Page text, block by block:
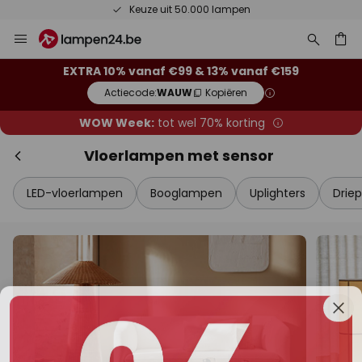
Keuze uit 50.000 lampen
naar
EXTRA 10% vanaf €99 & 13% vanaf €159
Actiecode:WAUW Kopiëren
WOW Week:tot wel 70% korting
Vloerlampen met sensor
LED-vloerlampen Booglampen Uplighters
Extra korting
10% kortingvanaf €99
13% korting
vanaf €159
op bijna alles*